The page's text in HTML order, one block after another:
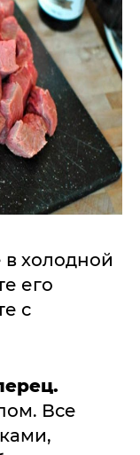
холодной
его
с
Все